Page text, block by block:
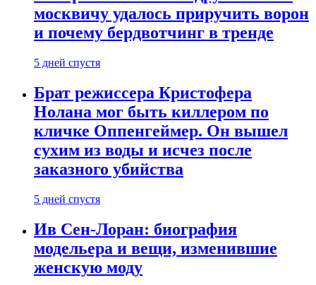
москвичу удалось приручить ворон
и почему бердвотчинг в тренде
5 дней спустя
Брат режиссера Кристофера
Нолана мог быть киллером по
кличке Оппенгеймер. Он вышел
сухим из воды и исчез после
заказного убийства
5 дней спустя
Ив Сен-Лоран: биография
модельера и вещи, изменившие
женскую моду